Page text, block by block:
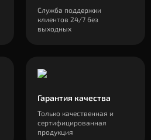
Служба поддержки
клиентов 24/7 без
выходных
Гарантия качества
Только качественная и
сертифицированная
продукция